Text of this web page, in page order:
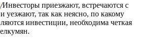
/Инвесторы приезжают, встречаются с
уезжают, так как неясно, по какому
инвестиции, необходима четкая